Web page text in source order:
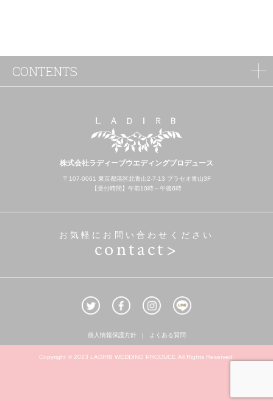
株式会社ラディーブウエディングプロデュース
〒107-0061 東京都港区北青山2-7-13 プラセオ青山3F
【受付時間】午前10時～午後6時
お気軽にお問い合わせください
contact>
個人情報保護方針 よくある質問
CONTENTS
Copyright © 2023 LADIRB WEDDING PRODUCE.All Rights Reserved.